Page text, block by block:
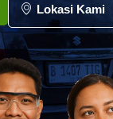
Lokasi Kami